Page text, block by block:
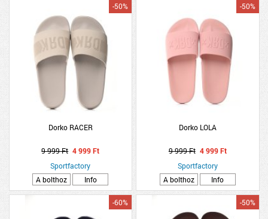
Dorko RACER
-50%
9 999 Ft 4 999 Ft
Sportfactory
A bolthoz
Info
Dorko LOLA
-50%
9 999 Ft 4 999 Ft
Sportfactory
A bolthoz
Info
-60% -50%